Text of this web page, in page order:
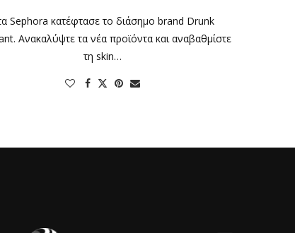
Sephora κατέφτασε το διάσημο brand Drunk
Ανακαλύψτε τα νέα προϊόντα και αναβαθμίστε
τη skin…